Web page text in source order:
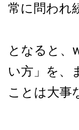
常に問われ
となると、
い方」を、
ことは大事